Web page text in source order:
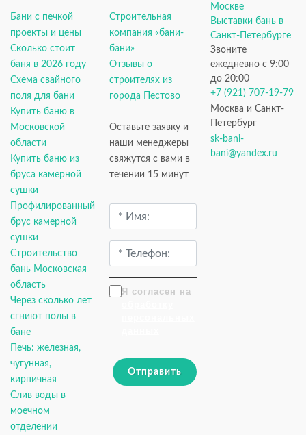
Бани с печкой
проекты и цены
Сколько стоит
баня в 2026 году
Схема свайного
поля для бани
Купить баню в
Московской
области
Купить баню из
бруса камерной
сушки
Профилированный
брус камерной
сушки
Строительство
бань Московская
область
Через сколько лет
сгниют полы в
бане
Печь: железная,
чугунная,
кирпичная
Слив воды в
моечном
отделении
Строительная
компания «бани-
бани»
Отзывы о
строителях из
города Пестово
Оставьте заявку и
наши менеджеры
свяжутся с вами в
течении 15 минут
Я согласен на
Отправить
Москве
Выставки бань в
Санкт-Петербурге
Звоните
ежедневно с 9:00
до 20:00
+7 (921) 707-19-79
Москва и Санкт-
Петербург
sk-bani-
bani@yandex.ru